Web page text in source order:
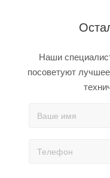
Наши
посоветуют